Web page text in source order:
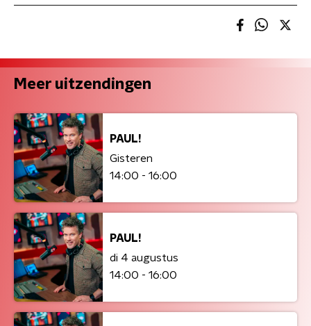
Meer uitzendingen
PAUL!
Gisteren
14:00 - 16:00
PAUL!
di 4 augustus
14:00 - 16:00